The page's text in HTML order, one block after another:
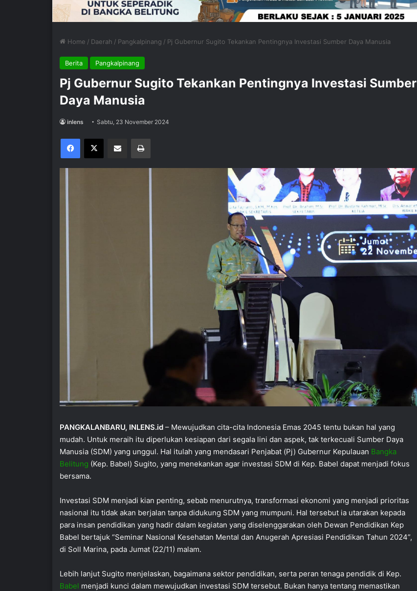
Home / Daerah / Pangkalpinang / Pj Gubernur Sugito Tekankan Pentingnya Investasi Sumber Daya Manusia
Berita Pangkalpinang
Pj Gubernur Sugito Tekankan Pentingnya Investasi Sumber
Daya Manusia
inlens Sabtu, 23 November 2024
Facebook
X Share via Email Print
PANGKALANBARU, INLENS.id – Mewujudkan cita-cita Indonesia Emas 2045 tentu bukan hal yang
mudah. Untuk meraih itu diperlukan kesiapan dari segala lini dan aspek, tak terkecuali Sumber Daya
Manusia (SDM) yang unggul. Hal itulah yang mendasari Penjabat (Pj) Gubernur Kepulauan Bangka
Belitung (Kep. Babel) Sugito, yang menekankan agar investasi SDM di Kep. Babel dapat menjadi fokus
bersama.
Investasi SDM menjadi kian penting, sebab menurutnya, transformasi ekonomi yang menjadi prioritas
nasional itu tidak akan berjalan tanpa didukung SDM yang mumpuni. Hal tersebut ia utarakan kepada
para insan pendidikan yang hadir dalam kegiatan yang diselenggarakan oleh Dewan Pendidikan Kep
Babel bertajuk “Seminar Nasional Kesehatan Mental dan Anugerah Apresiasi Pendidikan Tahun 2024”,
di Soll Marina, pada Jumat (22/11) malam.
Lebih lanjut Sugito menjelaskan, bagaimana sektor pendidikan, serta peran tenaga pendidik di Kep.
Babel menjadi kunci dalam mewujudkan investasi SDM tersebut. Bukan hanya tentang memastikan